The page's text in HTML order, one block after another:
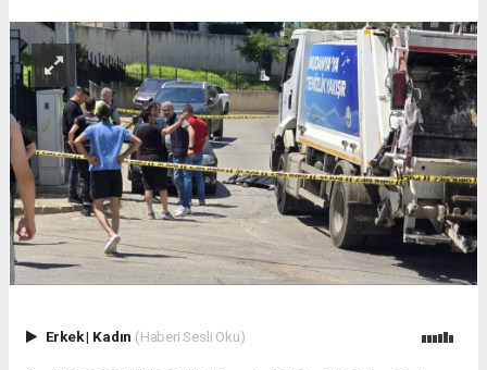
Erkek| Kadın (Haberi Sesli Oku)